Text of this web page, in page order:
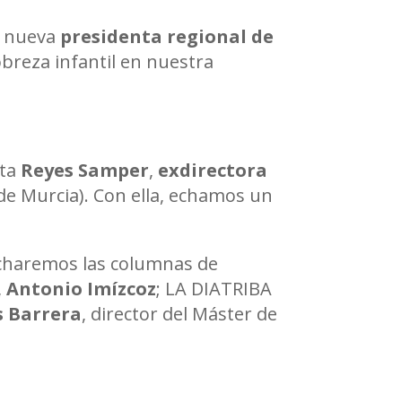
presidenta regional de
infantil en nuestra
Reyes Samper, exdirectora
Murcia). Con ella, echamos un
las columnas de
Antonio Imízcoz; LA DIATRIBA
Barrera, director del Máster de